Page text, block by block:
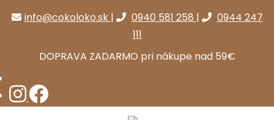
info@cokoloko.sk | 0940 581 258 |
0944 247
111
DOPRAVA ZADARMO pri nákupe nad 59€